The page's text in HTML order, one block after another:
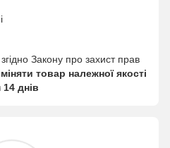
Закону про захист прав
товар належної якості
днів